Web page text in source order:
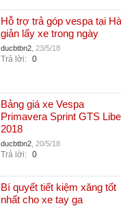
Hỗ trợ trả góp vespa tại
giản lấy xe trong ngày
ducbtbn2 23/5/18
Trả lời: 0
Bảng giá xe Vespa
Primavera Sprint GTS
2018
ducbtbn2 20/5/18
Trả lời: 0
Bí quyết tiết kiệm xăng tốt
nhất cho xe tay ga